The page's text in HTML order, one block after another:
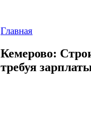
Главная
Кемерово:
требуя